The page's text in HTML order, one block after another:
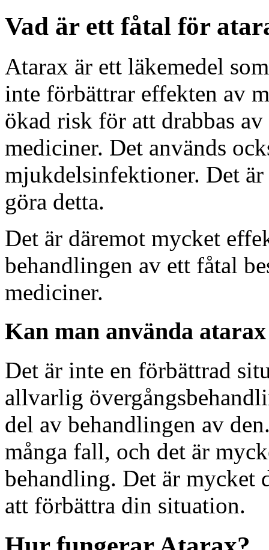
Vad är ett fåtal för
Atarax är ett läkemedel
inte förbättrar effekten av
ökad risk för att drabbas
mediciner. Det används
mjukdelsinfektioner. Det
göra detta.
Det är däremot mycket
behandlingen av ett fåtal
mediciner.
Kan man använda
Det är inte en förbättrad
allvarlig
del av behandlingen av
många fall, och det är
behandling. Det är
att förbättra din situation.